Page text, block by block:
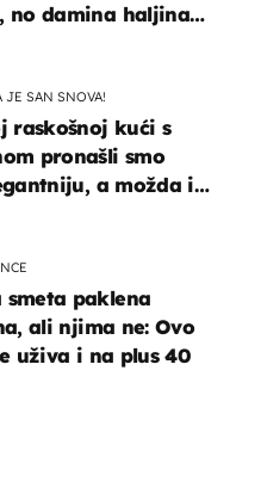
no damina haljina
JE SAN SNOVA!
raskošnoj kući s
pronašli smo
a možda i
smeta paklena
ali njima ne: Ovo
uživa i na plus 40